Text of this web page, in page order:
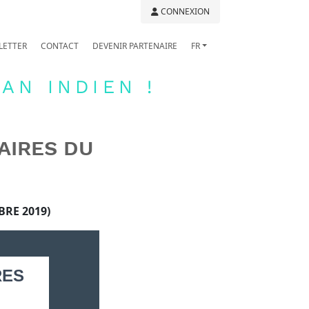
CONNEXION
CONTACT DEVENIR PARTENAIRE FR
INDIEN !
DU
2019)